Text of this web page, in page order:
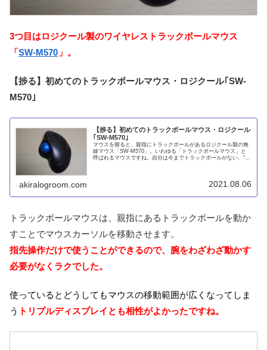
3つ目はロジクール製のワイヤレストラックボールマウス
「SW-M570 」。
【捗る】初めてのトラックボールマウス・ロジクール｢SW-
M570｣
【捗る】初めてのトラックボールマウス・ロジクール
｢SW-M570｣
マウスを握ると、親指にトラックボールがあるロジクール製の無
線マウス「SW-M570」。いわゆる「トラックボールマウス」と
呼ばれるマウスですね。自分は今までトラックボールがない、"普
akiralogroom.com 2021.08.06
トラックボールマウスは、親指にあるトラックボールを動か
すことでマウスカーソルを移動させます。
指先操作だけで使うことができるので、腕をわざわざ動かす
必要がなくラクでした。
使っているとどうしてもマウスの移動範囲が広くなってしま
う トリプルディスプレイとも相性がよかったですね。